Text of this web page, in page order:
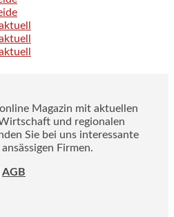
Magazin mit aktuellen
und regionalen
Sie bei uns interessante
Firmen.
AGB